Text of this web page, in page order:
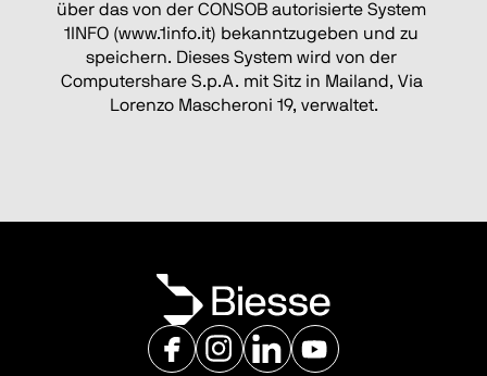
über das von der CONSOB autorisierte System
1INFO (www.1info.it) bekanntzugeben und zu
speichern. Dieses System wird von der
Computershare S.p.A. mit Sitz in Mailand, Via
Lorenzo Mascheroni 19, verwaltet.